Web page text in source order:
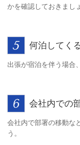
かを確認しておきまし
何泊してく
出張が宿泊を伴う場合
会社内での
会社内で部署の移動な
う。